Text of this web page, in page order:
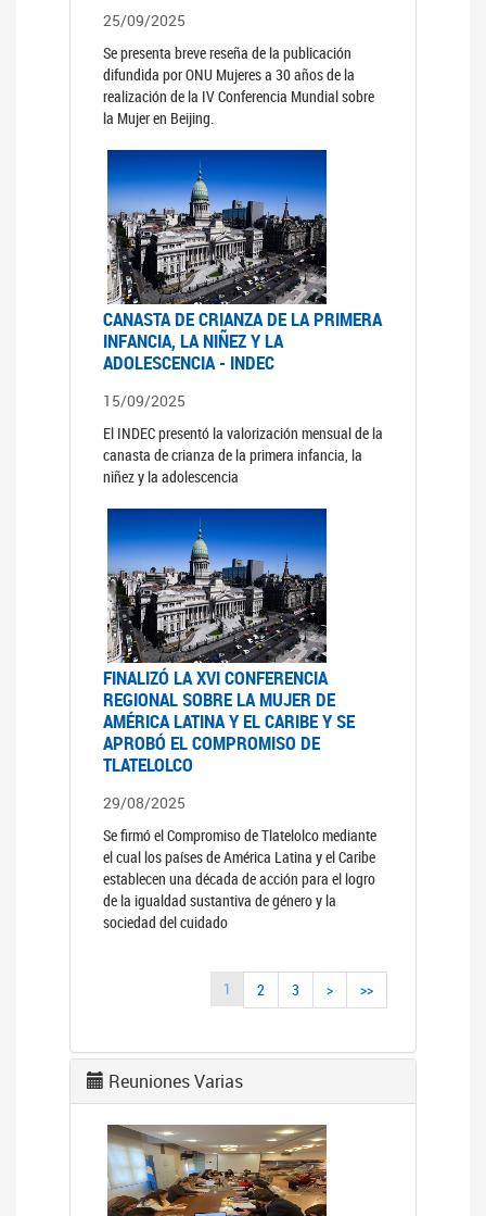
25/09/2025
Se presenta breve reseña de la publicación
difundida por ONU Mujeres a 30 años de la
realización de la IV Conferencia Mundial sobre
la Mujer en Beijing.
CANASTA DE CRIANZA DE LA PRIMERA
INFANCIA, LA NIÑEZ Y LA
ADOLESCENCIA - INDEC
15/09/2025
El INDEC presentó la valorización mensual de la
canasta de crianza de la primera infancia, la
niñez y la adolescencia
FINALIZÓ LA XVI CONFERENCIA
REGIONAL SOBRE LA MUJER DE
AMÉRICA LATINA Y EL CARIBE Y SE
APROBÓ EL COMPROMISO DE
TLATELOLCO
29/08/2025
Se firmó el Compromiso de Tlatelolco mediante
el cual los países de América Latina y el Caribe
establecen una década de acción para el logro
de la igualdad sustantiva de género y la
sociedad del cuidado
1 2 3 > >>
Reuniones Varias